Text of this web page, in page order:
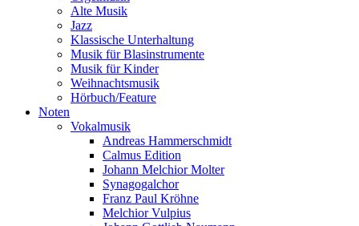
Alte Musik
Jazz
Klassische Unterhaltung
Musik für Blasinstrumente
Musik für Kinder
Weihnachtsmusik
Hörbuch/Feature
Noten
Vokalmusik
Andreas Hammerschmidt
Calmus Edition
Johann Melchior Molter
Synagogalchor
Franz Paul Kröhne
Melchior Vulpius